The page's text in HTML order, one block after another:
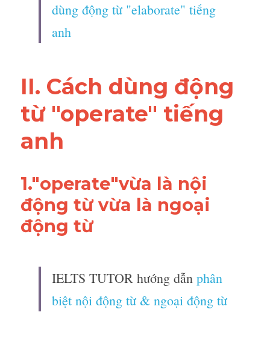
dùng động từ "elaborate" tiếng
anh
II. Cách dùng động
từ "operate" tiếng
anh
1."operate"vừa là nội
động từ vừa là ngoại
động từ
IELTS TUTOR hướng dẫn phân
biệt nội động từ & ngoại động từ